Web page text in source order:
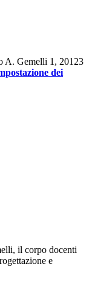
A. Gemelli 1, 20123
dei
il corpo docenti
e